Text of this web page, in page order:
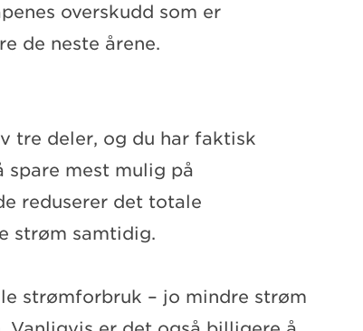
overskudd som er
de neste årene.
tre deler, og du har faktisk
mest mulig på
reduserer det totale
strøm samtidig.
strømforbruk – jo mindre strøm